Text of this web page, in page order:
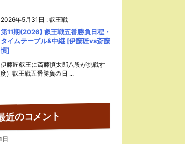
2026年5月31日 : 叡王戦
第11期(2026) 叡王戦五番勝負日程・
タイムテーブル&中継 [伊藤匠vs斎藤
慎]
伊藤匠叡王に斎藤慎太郎八段が挑戦す
）叡王戦五番勝負の日 ...
近のコメント